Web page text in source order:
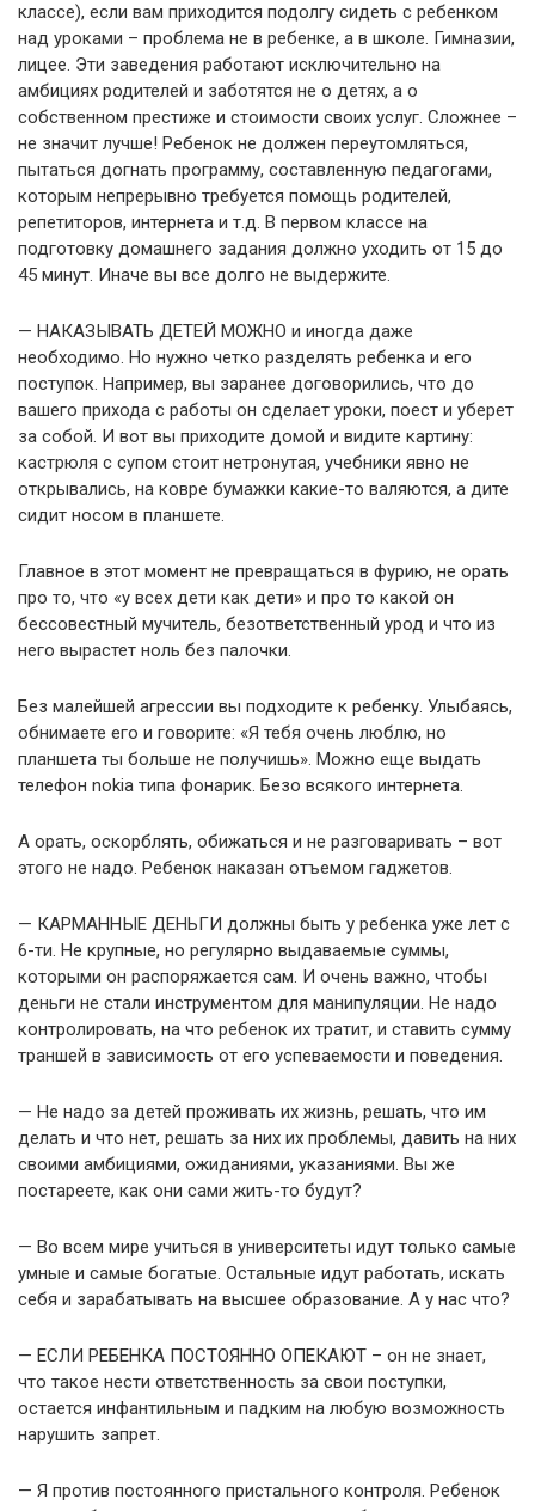
классе), если вам приходится подолгу сидеть с ребенком
над уроками – проблема не в ребенке, а в школе. Гимназии,
лицее. Эти заведения работают исключительно на
амбициях родителей и заботятся не о детях, а о
собственном престиже и стоимости своих услуг. Сложнее –
не значит лучше! Ребенок не должен переутомляться,
пытаться догнать программу, составленную педагогами,
которым непрерывно требуется помощь родителей,
репетиторов, интернета и т.д. В первом классе на
подготовку домашнего задания должно уходить от 15 до
45 минут. Иначе вы все долго не выдержите.
— НАКАЗЫВАТЬ ДЕТЕЙ МОЖНО и иногда даже
необходимо. Но нужно четко разделять ребенка и его
поступок. Например, вы заранее договорились, что до
вашего прихода с работы он сделает уроки, поест и уберет
за собой. И вот вы приходите домой и видите картину:
кастрюля с супом стоит нетронутая, учебники явно не
открывались, на ковре бумажки какие-то валяются, а дите
сидит носом в планшете.
Главное в этот момент не превращаться в фурию, не орать
про то, что «у всех дети как дети» и про то какой он
бессовестный мучитель, безответственный урод и что из
него вырастет ноль без палочки.
Без малейшей агрессии вы подходите к ребенку. Улыбаясь,
обнимаете его и говорите: «Я тебя очень люблю, но
планшета ты больше не получишь». Можно еще выдать
телефон nokia типа фонарик. Безо всякого интернета.
А орать, оскорблять, обижаться и не разговаривать – вот
этого не надо. Ребенок наказан отъемом гаджетов.
— КАРМАННЫЕ ДЕНЬГИ должны быть у ребенка уже лет с
6-ти. Не крупные, но регулярно выдаваемые суммы,
которыми он распоряжается сам. И очень важно, чтобы
деньги не стали инструментом для манипуляции. Не надо
контролировать, на что ребенок их тратит, и ставить сумму
траншей в зависимость от его успеваемости и поведения.
— Не надо за детей проживать их жизнь, решать, что им
делать и что нет, решать за них их проблемы, давить на них
своими амбициями, ожиданиями, указаниями. Вы же
постареете, как они сами жить-то будут?
— Во всем мире учиться в университеты идут только самые
умные и самые богатые. Остальные идут работать, искать
себя и зарабатывать на высшее образование. А у нас что?
— ЕСЛИ РЕБЕНКА ПОСТОЯННО ОПЕКАЮТ – он не знает,
что такое нести ответственность за свои поступки,
остается инфантильным и падким на любую возможность
нарушить запрет.
— Я против постоянного пристального контроля. Ребенок